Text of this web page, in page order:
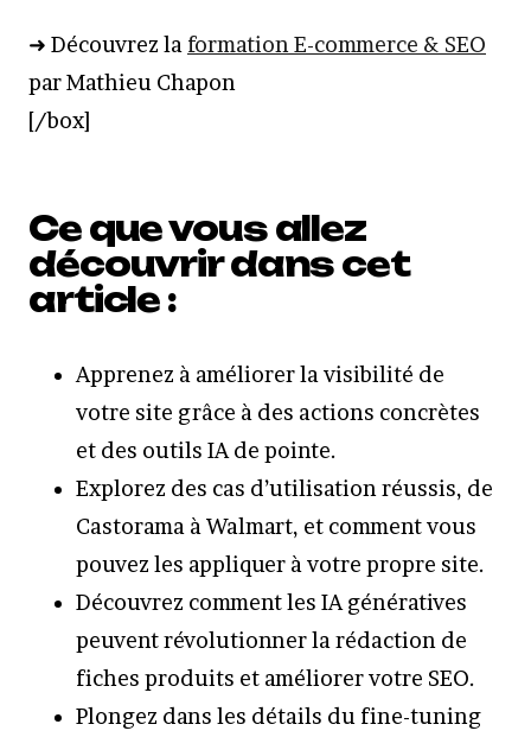
➜ Découvrez la formation E-commerce & SEO
par Mathieu Chapon
[/box]
Ce que vous allez
découvrir dans cet
article :
Apprenez à améliorer la visibilité de
votre site grâce à des actions concrètes
et des outils IA de pointe.
Explorez des cas d’utilisation réussis, de
Castorama à Walmart, et comment vous
pouvez les appliquer à votre propre site.
Découvrez comment les IA génératives
peuvent révolutionner la rédaction de
fiches produits et améliorer votre SEO.
Plongez dans les détails du fine-tuning